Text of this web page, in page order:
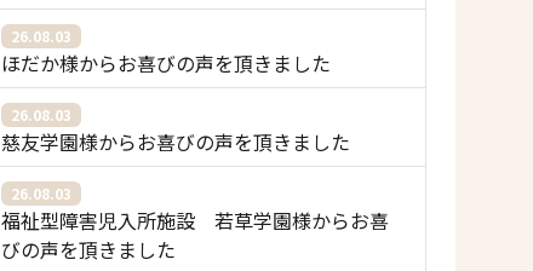
26.08.03
ほだか様からお喜びの声を頂きました
26.08.03
慈友学園様からお喜びの声を頂きました
26.08.03
福祉型障害児入所施設 若草学園様からお喜
びの声を頂きました